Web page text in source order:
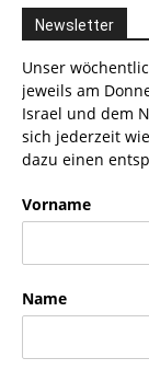
Newsletter
Unser
jeweils am
Israel und dem
sich jederzeit
dazu einen
Vorname
Name